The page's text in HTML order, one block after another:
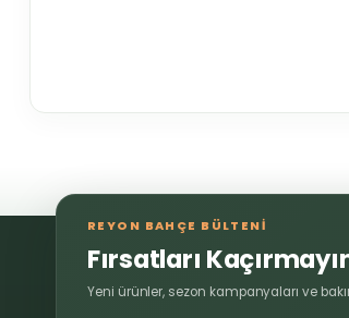
Ürün resmi kalitesiz, bozuk veya
Ürün açıklamasında eksik bilgiler
REYON BAHÇE BÜLTENİ
Fırsatları
Yeni ürünler, sezon kampanyaları ve